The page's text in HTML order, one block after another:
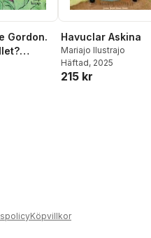
Semb ,Malin Sund,
Thurin,Sigvard
Gordon.
Havuclar Askina
Mariajo Ilustrajo
Häftad, 2025
215 kr
Köpvillkor